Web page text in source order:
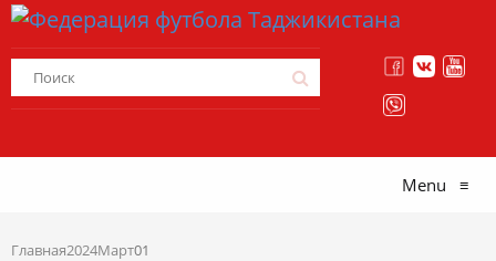
Menu ≡
Главная2024Март01